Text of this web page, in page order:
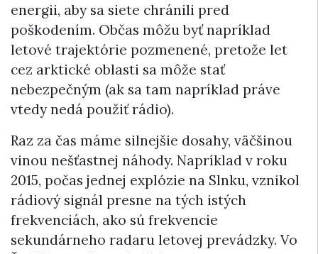
energii, aby sa siete chránili pred
poškodením. Občas môžu byť napríklad
letové trajektórie pozmenené, pretože let
cez arktické oblasti sa môže stať
nebezpečným (ak sa tam napríklad práve
vtedy nedá použiť rádio).
Raz za čas máme silnejšie dosahy, väčšinou
vinou nešťastnej náhody. Napríklad v roku
2015, počas jednej explózie na Slnku, vznikol
rádiový signál presne na tých istých
frekvenciách, ako sú frekvencie
sekundárneho radaru letovej prevádzky. Vo